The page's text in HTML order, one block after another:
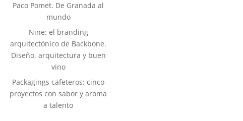
Paco Pomet. De Granada al
mundo
Nine: el branding
arquitectónico de Backbone.
Diseño, arquitectura y buen
vino
Packagings cafeteros: cinco
proyectos con sabor y aroma
a talento